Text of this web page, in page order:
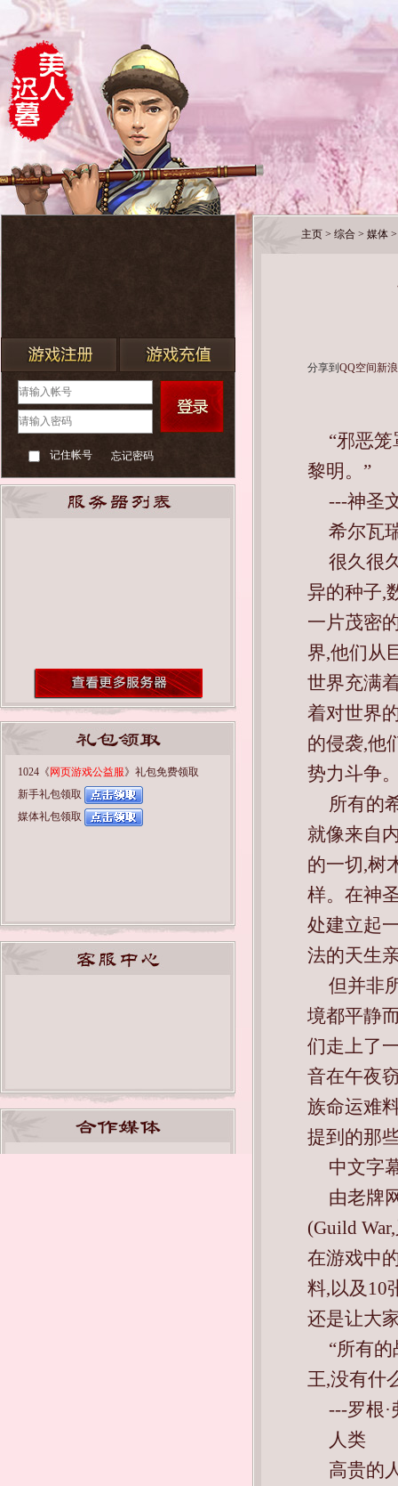
记住帐号 忘记密码
1024《 网页游戏公益服》礼包免费领取
新手礼包领取
媒体礼包领取
主页 > 综合 > 媒体 >
分享到QQ空间 新
“邪恶
黎明。”
---神圣
希尔瓦
很久很
异的种子,
一片茂密
界,他们从
世界充满
着对世界
的侵袭,他
势力斗争
所有的
就像来自
的一切,树
样。在神
处建立起
法的天生
但并非
境都平静
们走上了
音在午夜
族命运难
提到的那
中文字
由老牌
(Guild
在游戏中
料,以及10
还是让大
“所有
王,没有什
---罗根·
人类
高贵的